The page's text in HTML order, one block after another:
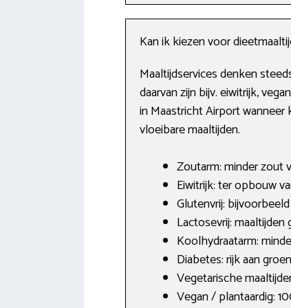
Kan ik kiezen voor
Maaltijdservices denken
daarvan zijn bijv. eiwitrijk,
in Maastricht Airport
vloeibare maaltijden.
Zoutarm: minder zout
Eiwitrijk: ter opbouw
Glutenvrij:
Lactosevrij:
Koolhydraatarm:
Diabetes: rijk aan
Vegetarische
Vegan / plantaardig: